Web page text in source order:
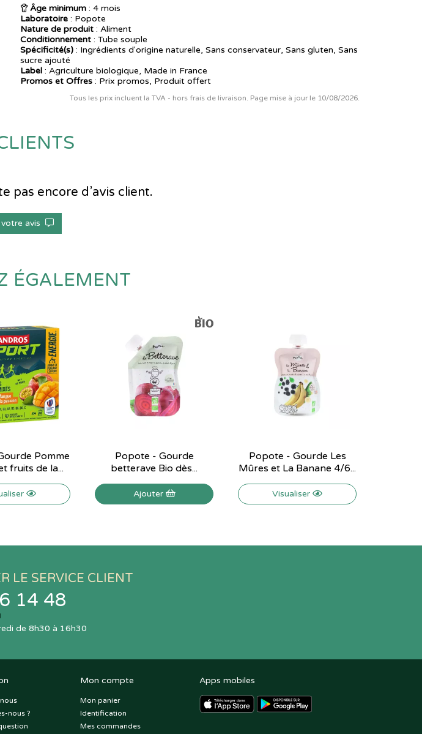
Âge minimum : 4 mois
Laboratoire : Popote
Nature de produit : Aliment
Conditionnement : Tube souple
Spécificité(s) : Ingrédients d'origine naturelle, Sans conservateur, Sans gluten, Sans
sucre ajouté
Label : Agriculture biologique, Made in France
Promos et Offres : Prix promos, Produit offert
Tous les prix incluent la TVA - hors frais de livraison. Page mise à jour le 10/08/2026.
pas encore d’avis client.
avis
ÉGALEMENT
Pomme
fruits de la...
Popote - Gourde
betterave Bio dès...
Ajouter
Popote - Gourde Les
Mûres et La Banane 4/6...
Visualiser
LE SERVICE CLIENT
14 48
de 8h30 à 16h30
nous ?
Mon compte
Mon panier
Identification
Mes commandes
Apps mobiles